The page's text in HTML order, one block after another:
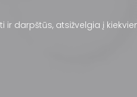
ir darpštūs, atsižvelgia į